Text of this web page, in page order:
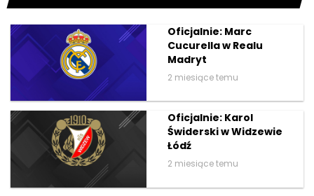
Oficjalnie: Marc
Cucurella w Realu
Madryt
2 miesiące temu
Oficjalnie: Karol
Świderski w Widzewie
Łódź
2 miesiące temu